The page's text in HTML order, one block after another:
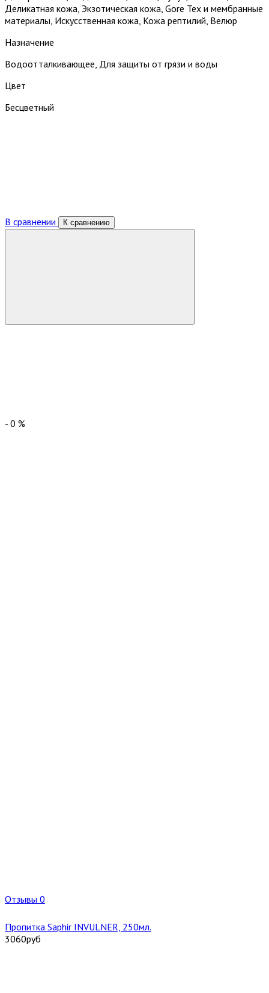
Деликатная кожа, Экзотическая кожа, Gore Tex и мембранные
материалы, Искусственная кожа, Кожа рептилий, Велюр
Назначение
Водоотталкивающее, Для защиты от грязи и воды
Цвет
Бесцветный
В сравнении К сравнению
- 0 %
Отзывы 0
Пропитка Saphir INVULNER, 250мл.
3060руб